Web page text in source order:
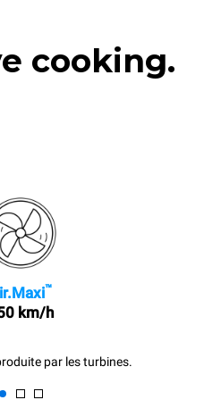
cooking.
™
km/h
par les turbines.